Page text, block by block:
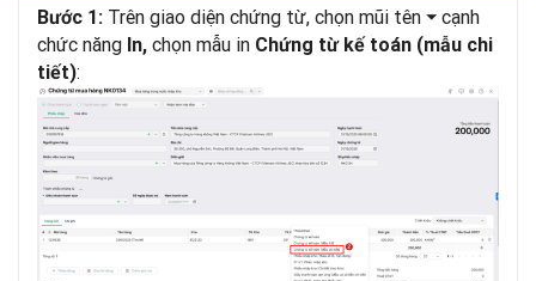
Bước 1: Trên giao diện chứng từ, chọn mũi tên ⏷ cạnh
chức năng In, chọn mẫu in Chứng từ kế toán (mẫu chi
tiết):